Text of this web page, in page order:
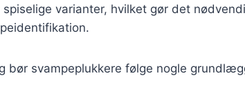
varianter, hvilket gør det
bør svampeplukkere følge nogle